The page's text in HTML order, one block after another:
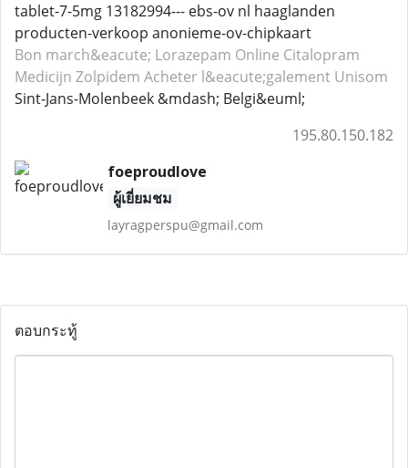
tablet-7-5mg 13182994--- ebs-ov nl haaglanden
producten-verkoop anonieme-ov-chipkaart
Bon march&eacute; Lorazepam Online Citalopram
Medicijn Zolpidem Acheter l&eacute;galement Unisom
Sint-Jans-Molenbeek &mdash; Belgi&euml;
195.80.150.182
foeproudlove
ผู้เยี่ยมชม
layragperspu@gmail.com
ตอบกระทู้